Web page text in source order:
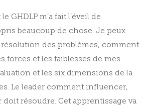
GHDLP m’a fait l’éveil de
beaucoup de chose. Je peux
résolution des problèmes, comment
forces et les faiblesses de mes
et les six dimensions de la
Le leader comment influencer,
doit résoudre. Cet apprentissage va